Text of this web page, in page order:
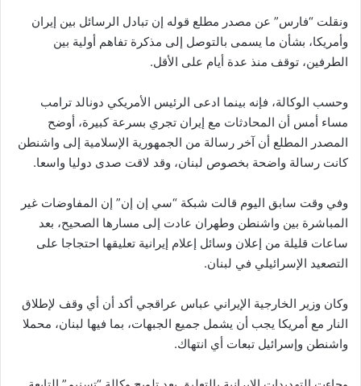
ونقلت “فارس” عن مصدر مطلع قوله إن تبادل الرسائل بين إيران
وأمريكا، بشأن ما يسمى بالتوصل إلى مذكرة تفاهم أولية بين
الطرفين، توقف منذ عدة أيام على الأقل.
وحسب الوكالة، فإنه بينما ادعى الرئيس الأمريكي دونالد ترامب
مساء أمس أن المحادثات مع إيران تجري بسرعة كبيرة، أوضح
المصدر المطلع أن آخر رسالة من الجمهورية الإسلامية إلى واشنطن
كانت رسالة واضحة بخصوص لبنان، وقد لاقت صدى دوليا واسعا.
وفي وقت سابق اليوم قالت شبكة “سي إن إن” إن المفاوضات غير
المباشرة بين واشنطن وطهران عادت إلى مسارها الصحيح، بعد
ساعات قليلة من إعلان وسائل إعلام إيرانية تعليقها احتجاجا على
التصعيد الإسرائيلي في لبنان.
وكان وزير الخارجية الإيراني عباس عراقجي أكد أن أي وقف لإطلاق
النار مع أمريكا يجب أن يشمل جميع الجبهات، بما فيها لبنان، محملا
واشنطن وإسرائيل تبعات أي انتهاك.